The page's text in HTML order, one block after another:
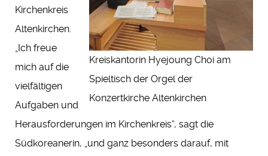
Kreiskantorin Hyejoung Choi am
Spieltisch der Orgel der
Konzertkirche Altenkirchen
Kirchenkreis
Altenkirchen.
„Ich freue
mich auf die
vielfältigen
Aufgaben und
Herausforderungen im Kirchenkreis“, sagt die
Südkoreanerin, „und ganz besonders darauf, mit